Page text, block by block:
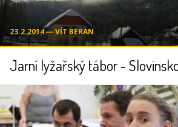
23.2.2014 ― VÍT BERAN